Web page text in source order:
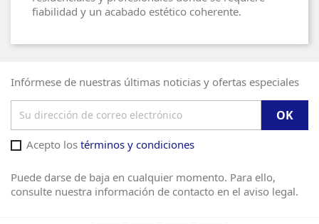
fiabilidad y un acabado estético coherente.
Infórmese de nuestras últimas noticias y ofertas especiales
Acepto los términos y condiciones
Puede darse de baja en cualquier momento. Para ello,
consulte nuestra información de contacto en el aviso legal.